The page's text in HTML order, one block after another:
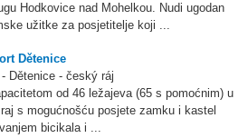
Hodkovice nad Mohelkou. Nudi ugodan
užitke za posjetitelje koji ...
Dětenice
Dětenice - český ráj
od 46 ležajeva (65 s pomoćnim) u
s mogućnošću posjete zamku i kastel
bicikala i ...